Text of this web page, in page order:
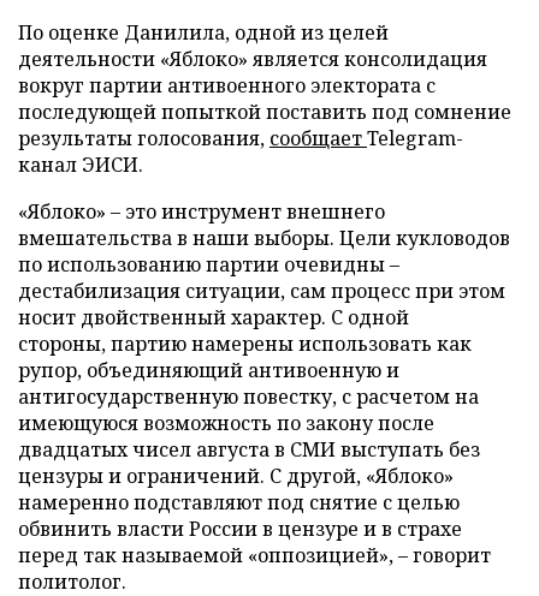
По оценке Данилила, одной из целей
деятельности «Яблоко» является консолидация
вокруг партии антивоенного электората с
последующей попыткой поставить под сомнение
результаты голосования, сообщаетTelegram-
канал ЭИСИ.
«Яблоко» – это инструмент внешнего
вмешательства в наши выборы. Цели кукловодов
по использованию партии очевидны –
дестабилизация ситуации, сам процесс при этом
носит двойственный характер. С одной
стороны, партию намерены использовать как
рупор, объединяющий антивоенную и
антигосударственную повестку, с расчетом на
имеющуюся возможность по закону после
двадцатых чисел августа в СМИ выступать без
цензуры и ограничений. С другой, «Яблоко»
намеренно подставляют под снятие с целью
обвинить власти России в цензуре и в страхе
перед так называемой «оппозицией», – говорит
политолог.